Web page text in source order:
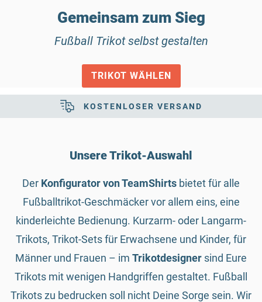
Gemeinsam zum Sieg
Fußball Trikot selbst gestalten
TRIKOT WÄHLEN
KOSTENLOSER VERSAND
NAMEN & NUMMERN
Unsere Trikot-Auswahl
Der Konfigurator von TeamShirts bietet für alle
Fußballtrikot-Geschmäcker vor allem eins, eine
kinderleichte Bedienung. Kurzarm- oder Langarm-
Trikots, Trikot-Sets für Erwachsene und Kinder, für
Männer und Frauen – im Trikotdesigner sind Eure
Trikots mit wenigen Handgriffen gestaltet. Fußball
Trikots zu bedrucken soll nicht Deine Sorge sein. Wir